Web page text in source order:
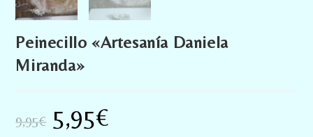
Peinecillo «Artesanía Daniela
Miranda»
9,95€ 5,95€